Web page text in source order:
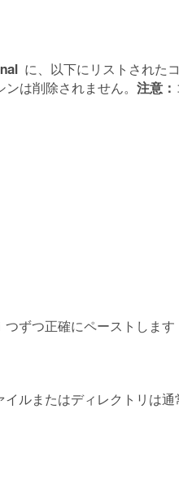
に、以下にリストされた
は削除されません。 注意：
ずつ正確にペーストします
ルまたはディレクトリは通